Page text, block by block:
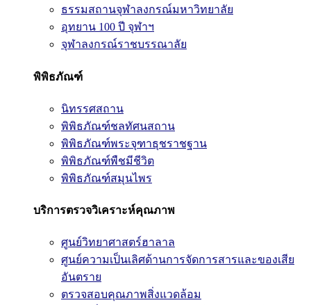
ธรรมสถานจุฬาลงกรณ์มหาวิทยาลัย
อุทยาน 100 ปี จุฬาฯ
จุฬาลงกรณ์ราชบรรณาลัย
พิพิธภัณฑ์
นิทรรศสถาน
พิพิธภัณฑ์ชลทัศนสถาน
พิพิธภัณฑ์พระจุฑาธุชราชฐาน
พิพิธภัณฑ์พืชมีชีวิต
พิพิธภัณฑ์สมุนไพร
บริการตรวจวิเคราะห์คุณภาพ
ศูนย์วิทยาศาสตร์ฮาลาล
ศูนย์ความเป็นเลิศด้านการจัดการสารและของเสีย
อันตราย
ตรวจสอบคุณภาพสิ่งแวดล้อม